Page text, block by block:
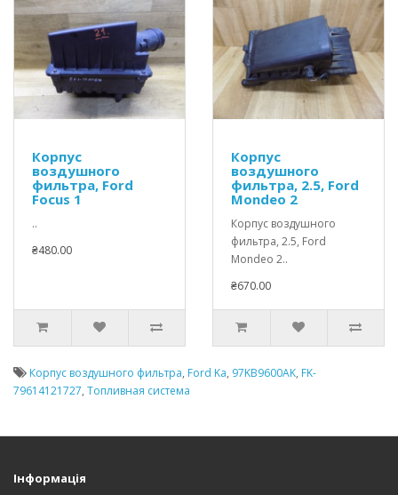
Корпус
воздушного
фильтра, Ford
Focus 1
..
₴480.00
Корпус
воздушного
фильтра, 2.5, Ford
Mondeo 2
Корпус воздушного
фильтра, 2.5, Ford
Mondeo 2..
₴670.00
Корпус воздушного фильтра, Ford Ka, 97KB9600AK, FK-
79614121727, Топливная система
Інформація